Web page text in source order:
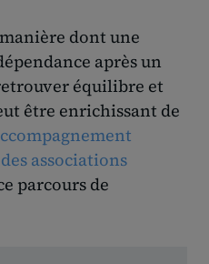
dont une
après un
équilibre et
être enrichissant de
associations
parcours de